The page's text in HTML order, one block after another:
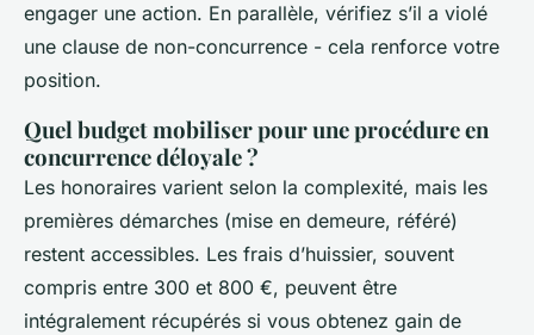
engager une action. En parallèle, vérifiez s’il a violé
une clause de non-concurrence - cela renforce votre
position.
Quel budget mobiliser pour une procédure en
concurrence déloyale ?
Les honoraires varient selon la complexité, mais les
premières démarches (mise en demeure, référé)
restent accessibles. Les frais d’huissier, souvent
compris entre 300 et 800 €, peuvent être
intégralement récupérés si vous obtenez gain de